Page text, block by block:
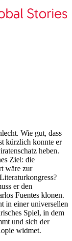
Wie gut, dass
kürzlich konnte er
heben.
Ziel: die
wäre zur
er den
Fuentes klonen.
in einer universellen
Spiel, in dem
und sich der
widmet.